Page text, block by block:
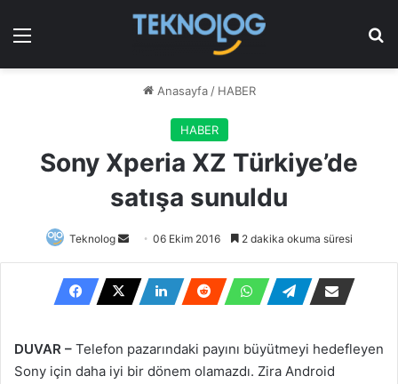
Menü
Anasayfa / HABER
HABER
Sony Xperia XZ Türkiye’de
satışa sunuldu
Teknolog
Bir
e-
posta
göndermek
06 Ekim 2016 2 dakika okuma süresi
DUVAR – Telefon pazarındaki payını büyütmeyi hedefleyen
Sony için daha iyi bir dönem olamazdı. Zira Android